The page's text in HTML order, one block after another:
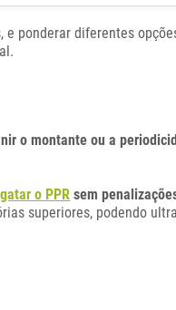
ponderar diferentes
o montante ou a
o PPR sem
superiores, podendo